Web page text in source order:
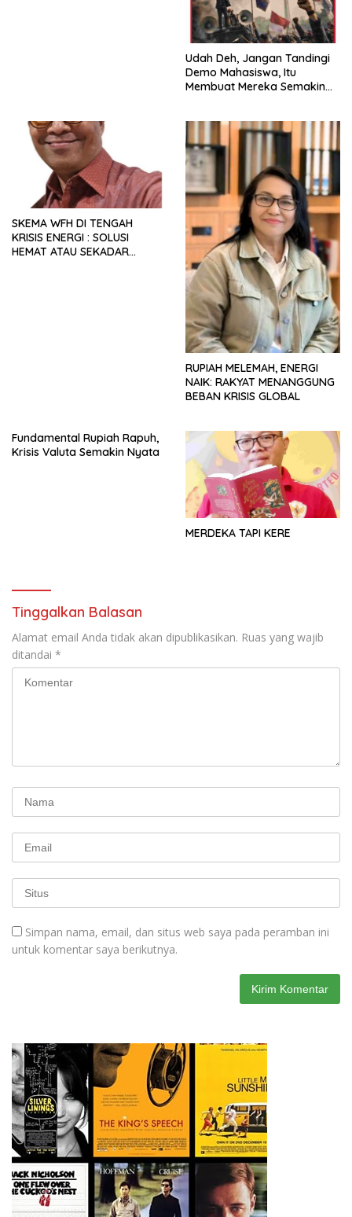
Udah Deh, Jangan Tandingi
Demo Mahasiswa, Itu
Membuat Mereka Semakin
SKEMA WFH DI TENGAH
KRISIS ENERGI : SOLUSI
HEMAT ATAU SEKADAR
RUPIAH MELEMAH, ENERGI
NAIK: RAKYAT MENANGGUNG
BEBAN KRISIS GLOBAL
Fundamental Rupiah Rapuh,
Krisis Valuta Semakin Nyata
MERDEKA TAPI KERE
Tinggalkan Balasan
Alamat email Anda tidak akan dipublikasikan. Ruas yang wajib
ditandai *
Simpan nama, email, dan situs web saya pada peramban ini
untuk komentar saya berikutnya.